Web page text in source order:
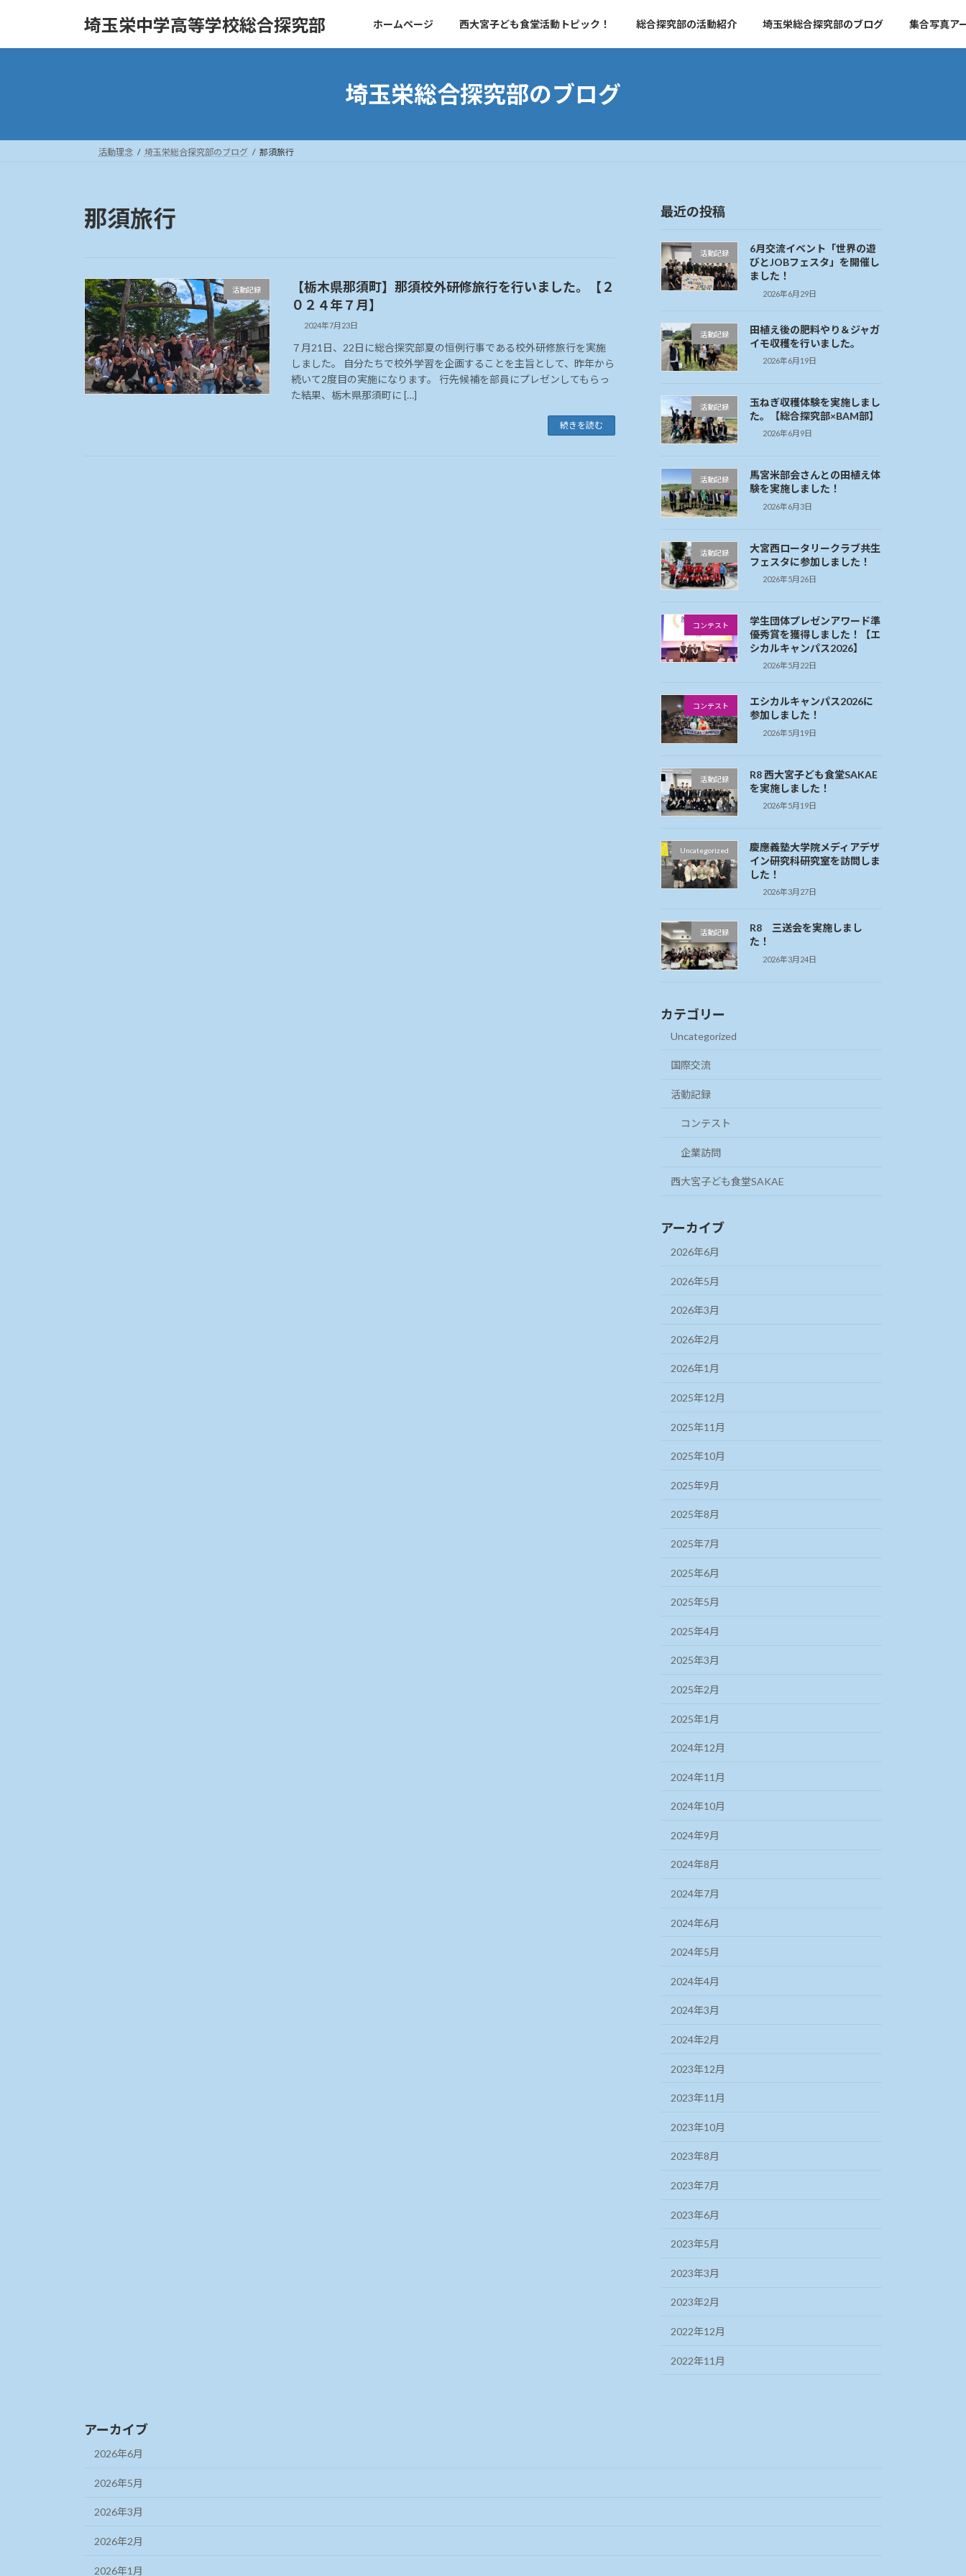
埼玉栄中学高等学校総合探究部 ホームページ 西大宮子ども食堂活動トピック！ 総合探究部の活動紹介 埼玉栄総合探究部のブログ 集合写真ア
埼玉栄総合探究部のブログ
活動理念 埼玉栄総合探究部のブログ 那須旅行
那須旅行
活動記録
【栃木県那須町】那須校外研修旅行を行いました。【２
０２４年７月】
2024年7月23日
７月21日、22日に総合探究部夏の恒例行事である校外研修旅行を実施
しました。 自分たちで校外学習を企画することを主旨として、昨年から
続いて2度目の実施になります。 行先候補を部員にプレゼンしてもらっ
た結果、栃木県那須町に […]
続きを読む
最近の投稿
活動記録
6月交流イベント「世界の遊
びとJOBフェスタ」を開催し
ました！
2026年6月29日
活動記録
田植え後の肥料やり＆ジャガ
イモ収穫を行いました。
2026年6月19日
活動記録
玉ねぎ収穫体験を実施しまし
た。【総合探究部×BAM部】
2026年6月9日
活動記録
馬宮米部会さんとの田植え体
験を実施しました！
2026年6月3日
活動記録
大宮西ロータリークラブ共生
フェスタに参加しました！
2026年5月26日
コンテスト
学生団体プレゼンアワード準
優秀賞を獲得しました！【エ
シカルキャンパス2026】
2026年5月22日
コンテスト
エシカルキャンパス2026に
参加しました！
2026年5月19日
活動記録
R8 西大宮子ども食堂SAKAE
を実施しました！
2026年5月19日
Uncategorized
慶應義塾大学院メディアデザ
イン研究科研究室を訪問しま
した！
2026年3月27日
活動記録
R8 三送会を実施しまし
た！
2026年3月24日
カテゴリー
Uncategorized
国際交流
活動記録
コンテスト
企業訪問
西大宮子ども食堂SAKAE
アーカイブ
2026年6月
2026年5月
2026年3月
2026年2月
2026年1月
2025年12月
2025年11月
2025年10月
2025年9月
2025年8月
2025年7月
2025年6月
2025年5月
2025年4月
2025年3月
2025年2月
2025年1月
2024年12月
2024年11月
2024年10月
2024年9月
2024年8月
2024年7月
2024年6月
2024年5月
2024年4月
2024年3月
2024年2月
2023年12月
2023年11月
2023年10月
2023年8月
2023年7月
2023年6月
2023年5月
2023年3月
2023年2月
2022年12月
2022年11月
アーカイブ
2026年6月
2026年5月
2026年3月
2026年2月
2026年1月